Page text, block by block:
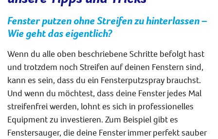
Fenster putzen ohne Streifen zu hinterlassen –
Wie geht das eigentlich?
Wenn du alle oben beschriebene Schritte befolgt hast
und trotzdem noch Streifen auf deinen Fenstern sind,
kann es sein, dass du ein Fensterputzspray brauchst.
Und wenn du möchtest, dass deine Fenster jedes Mal
streifenfrei werden, lohnt es sich in professionelles
Equipment zu investieren. Zum Beispiel gibt es
Fenstersauger, die deine Fenster immer perfekt sauber